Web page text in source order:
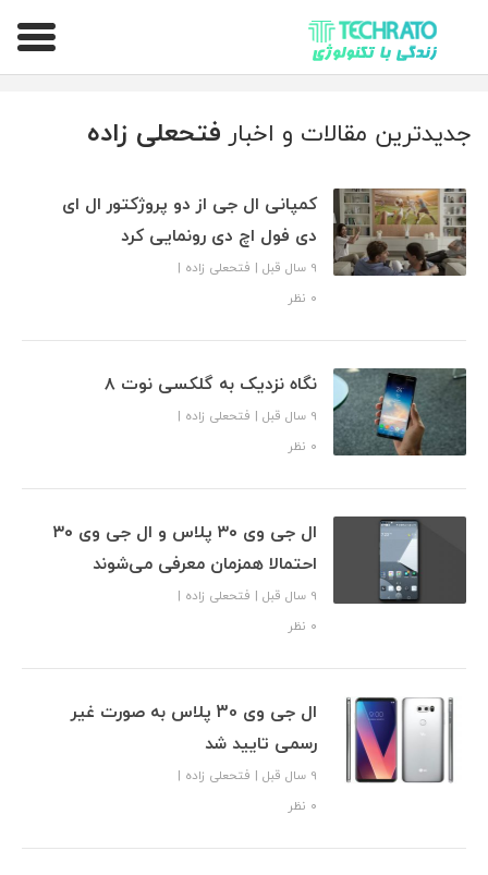
تکراتو – زندگی با تکنولوژی
جدیدترین مقالات و اخبارفتحعلی زاده
کمپانی ال جی از دو پروژکتور ال ای
دی فول اچ دی رونمایی کرد
9 سال قبل | فتحعلی زاده |
۰ نظر
نگاه نزدیک به گلکسی نوت ۸
9 سال قبل | فتحعلی زاده |
۰ نظر
ال جی وی ۳۰ پلاس و ال جی وی ۳۰
احتمالا همزمان معرفی می‌شوند
9 سال قبل | فتحعلی زاده |
۰ نظر
ال جی وی 30 پلاس به صورت غیر
رسمی تایید شد
9 سال قبل | فتحعلی زاده |
۰ نظر